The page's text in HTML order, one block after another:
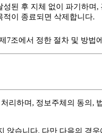
성된 후 지체 없이 파기하며
적이 종료되면 삭제합니다.
7조에서 정한 절차 및 방법
리하며, 정보주체의 동의
않습니다. 다만 다음의 경